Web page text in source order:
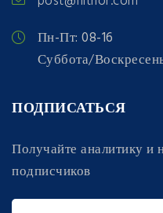
Пн-Пт: 08-16
Суббота/
ПОДПИСАТЬСЯ
Получайте аналитику и
подписчиков